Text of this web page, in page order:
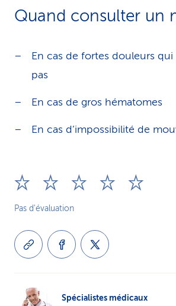
Quand consulter un
En cas de fortes douleurs
pas
En cas de gros hématomes
En cas d’impossibilité de
Pas d'évaluation
Spécialistes médicaux